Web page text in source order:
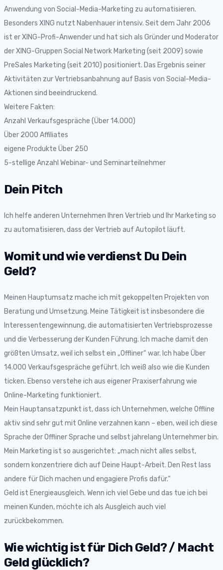
Anwendung von Social-Media-Marketing zu automatisieren.
Besonders XING nutzt Nabenhauer intensiv. Seit dem Jahr 2006
ist er XING-Profi-Anwender und hat sich als Gründer und Moderator
der XING-Gruppen Social Network Marketing (seit 2009) sowie
PreSales Marketing (seit 2010) positioniert. Das Ergebnis seiner
Aktivitäten zur Vertriebsanbahnung auf Basis von Social-Media-
Aktionen sind beeindruckend.
Weitere Fakten:
Anzahl Verkaufsgespräche (Über 14.000)
Über 2000 Affiliates
eigene Produkte Über 250
5-stellige Anzahl Webinar- und Seminarteilnehmer
Dein Pitch
Ich helfe anderen Unternehmen Ihren Vertrieb und Ihr Marketing so
zu automatisieren, dass der Vertrieb auf Autopilot läuft.
Womit und wie verdienst Du Dein
Geld?
Meinen Hauptumsatz mache ich mit gekoppelten Projekten von
Beratung und Umsetzung. Meine Tätigkeit ist insbesondere die
Interessentengewinnung, die automatisierten Vertriebsprozesse
und die Verbesserung der Kunden Führung. Ich mache damit den
größten Umsatz, weil ich selbst ein „Offliner“ war. Ich habe Über
14.000 Verkaufsgespräche geführt. Ich weiß also wie die Kunden
ticken. Ebenso verstehe ich aus eigener Praxiserfahrung wie
Online-Marketing funktioniert.
Mein Hauptansatzpunkt ist, dass ich Unternehmen, welche Offline
aktiv sind sehr gut mit Online verzahnen kann – eben, weil ich diese
Sprache der Offliner Sprache und selbst jahrelang Unternehmer bin.
Mein Marketing ist so ausgerichtet: „mach nicht alles selbst,
sondern konzentriere dich auf Deine Haupt-Arbeit. Den Rest lass
andere für Dich machen und engagiere Profis dafür.“
Geld ist Energieausgleich. Wenn ich viel Gebe und das tue ich bei
meinen Kunden, möchte ich als Ausgleich auch viel
zurückbekommen.
Wie wichtig ist für Dich Geld? / Macht
Geld glücklich?